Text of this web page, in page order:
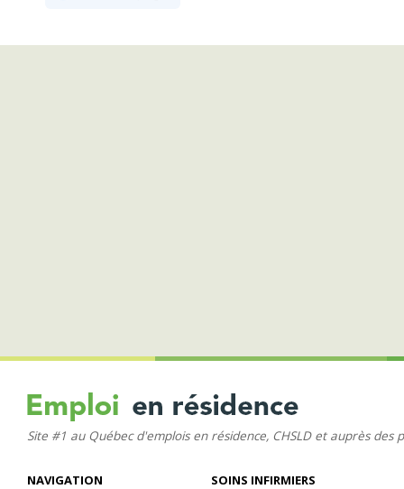
Site #1 au Québec d'emplois en résidence, CHSLD et auprès des
NAVIGATION SOINS INFIRMIERS